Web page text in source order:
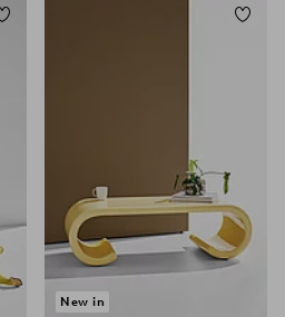
Zu Favoriten hinzufügen
New in
Zu